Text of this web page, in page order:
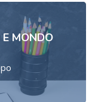
MONDO